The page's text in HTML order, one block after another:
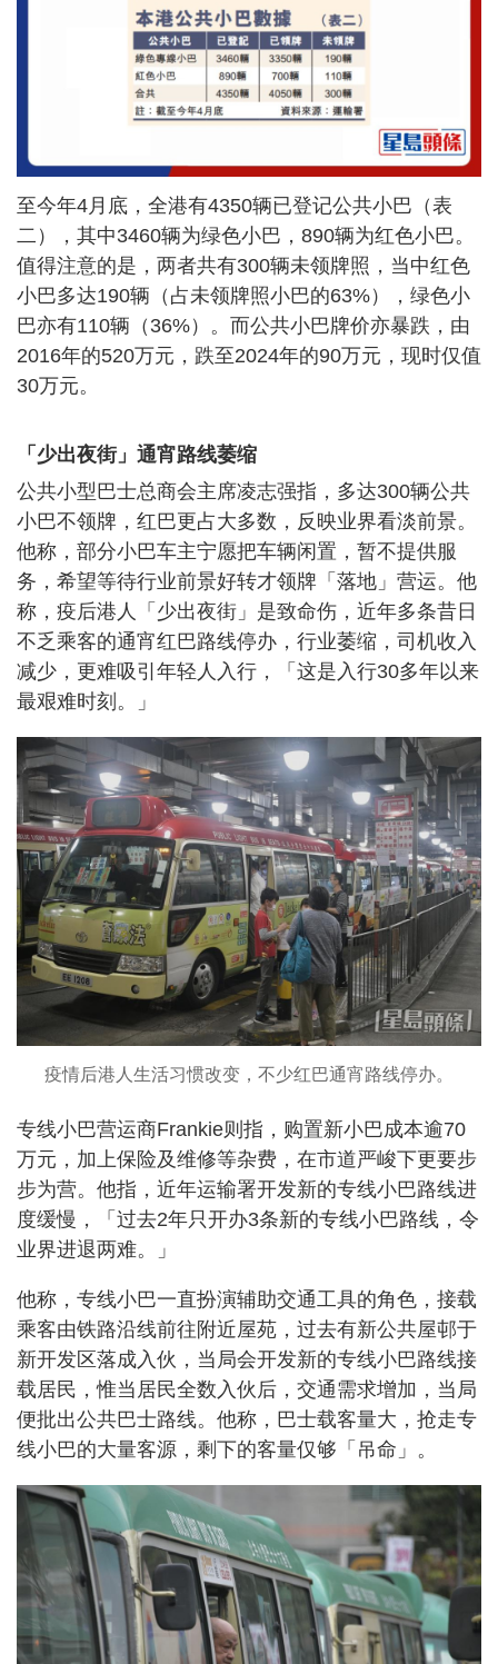
至今年4月底，全港有4350辆已登记公共小巴（表
二），其中3460辆为绿色小巴，890辆为红色小巴。
值得注意的是，两者共有300辆未领牌照，当中红色
小巴多达190辆（占未领牌照小巴的63%），绿色小
巴亦有110辆（36%）。而公共小巴牌价亦暴跌，由
2016年的520万元，跌至2024年的90万元，现时仅值
30万元。
「少出夜街」通宵路线萎缩
公共小型巴士总商会主席凌志强指，多达300辆公共
小巴不领牌，红巴更占大多数，反映业界看淡前景。
他称，部分小巴车主宁愿把车辆闲置，暂不提供服
务，希望等待行业前景好转才领牌「落地」营运。他
称，疫后港人「少出夜街」是致命伤，近年多条昔日
不乏乘客的通宵红巴路线停办，行业萎缩，司机收入
减少，更难吸引年轻人入行，「这是入行30多年以来
最艰难时刻。」
疫情后港人生活习惯改变，不少红巴通宵路线停办。
专线小巴营运商Frankie则指，购置新小巴成本逾70
万元，加上保险及维修等杂费，在市道严峻下更要步
步为营。他指，近年运输署开发新的专线小巴路线进
度缓慢，「过去2年只开办3条新的专线小巴路线，令
业界进退两难。」
他称，专线小巴一直扮演辅助交通工具的角色，接载
乘客由铁路沿线前往附近屋苑，过去有新公共屋邨于
新开发区落成入伙，当局会开发新的专线小巴路线接
载居民，惟当居民全数入伙后，交通需求增加，当局
便批出公共巴士路线。他称，巴士载客量大，抢走专
线小巴的大量客源，剩下的客量仅够「吊命」。